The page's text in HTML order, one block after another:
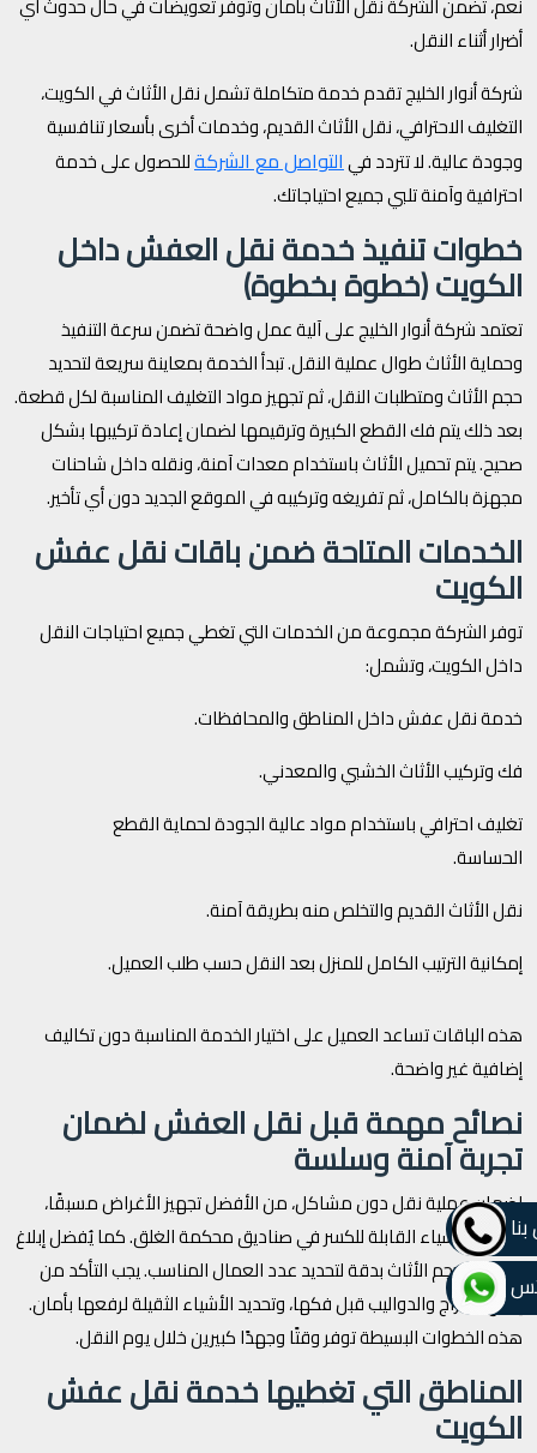
أضرار أثناء النقل.
شركة أنوار الخليج تقدم خدمة متكاملة تشمل نقل الأثاث في الكويت،
التغليف الاحترافي، نقل الأثاث القديم، وخدمات أخرى بأسعار تنافسية
وجودة عالية. لا تتردد فيالتواصل مع الشركةللحصول على خدمة
احترافية وآمنة تلبي جميع احتياجاتك.
خطوات تنفيذ خدمة نقل العفش داخل
الكويت (خطوة بخطوة)
تعتمد شركة أنوار الخليج على آلية عمل واضحة تضمن سرعة التنفيذ
وحماية الأثاث طوال عملية النقل. تبدأ الخدمة بمعاينة سريعة لتحديد
حجم الأثاث ومتطلبات النقل، ثم تجهيز مواد التغليف المناسبة لكل قطعة.
بعد ذلك يتم فك القطع الكبيرة وترقيمها لضمان إعادة تركيبها بشكل
صحيح. يتم تحميل الأثاث باستخدام معدات آمنة، ونقله داخل شاحنات
مجهزة بالكامل، ثم تفريغه وتركيبه في الموقع الجديد دون أي تأخير.
الخدمات المتاحة ضمن باقات نقل عفش
الكويت
توفر الشركة مجموعة من الخدمات التي تغطي جميع احتياجات النقل
داخل الكويت، وتشمل:
خدمة نقل عفش داخل المناطق والمحافظات.
فك وتركيب الأثاث الخشبي والمعدني.
تغليف احترافي باستخدام مواد عالية الجودة لحماية القطع
الحساسة.
نقل الأثاث القديم والتخلص منه بطريقة آمنة.
إمكانية الترتيب الكامل للمنزل بعد النقل حسب طلب العميل.
هذه الباقات تساعد العميل على اختيار الخدمة المناسبة دون تكاليف
إضافية غير واضحة.
نصائح مهمة قبل نقل العفش لضمان
تجربة آمنة وسلسة
لضمان عملية نقل دون مشاكل، من الأفضل تجهيز الأغراض مسبقًا،
وفصل الأشياء القابلة للكسر في صناديق محكمة الغلق. كما يُفضل إبلاغ
الشركة بحجم الأثاث بدقة لتحديد عدد العمال المناسب. يجب التأكد من
إفراغ الأدراج والدواليب قبل فكها، وتحديد الأشياء الثقيلة لرفعها بأمان.
هذه الخطوات البسيطة توفر وقتًا وجهدًا كبيرين خلال يوم النقل.
المناطق التي تغطيها خدمة نقل عفش
الكويت